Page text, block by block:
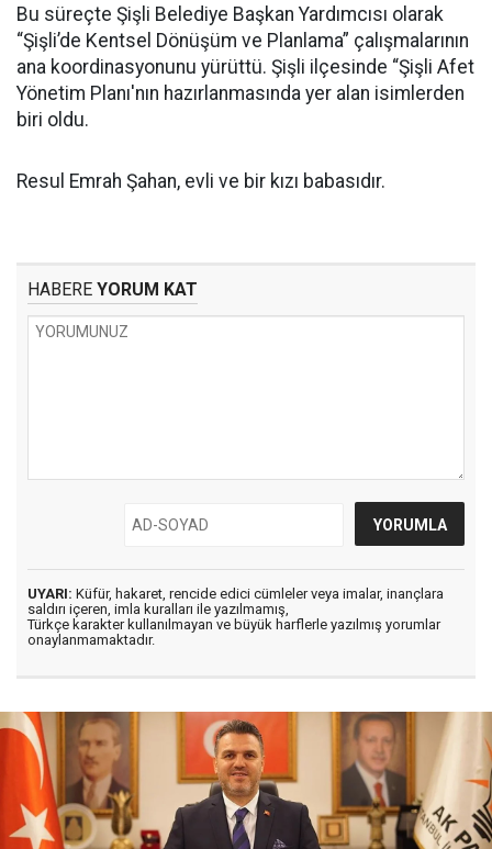
Bu süreçte Şişli Belediye Başkan Yardımcısı olarak
“Şişli’de Kentsel Dönüşüm ve Planlama” çalışmalarının
ana koordinasyonunu yürüttü. Şişli ilçesinde “Şişli Afet
Yönetim Planı'nın hazırlanmasında yer alan isimlerden
biri oldu.
Resul Emrah Şahan, evli ve bir kızı babasıdır.
HABERE YORUM KAT
UYARI: Küfür, hakaret, rencide edici cümleler veya imalar, inançlara
saldırı içeren, imla kuralları ile yazılmamış,
Türkçe karakter kullanılmayan ve büyük harflerle yazılmış yorumlar
onaylanmamaktadır.